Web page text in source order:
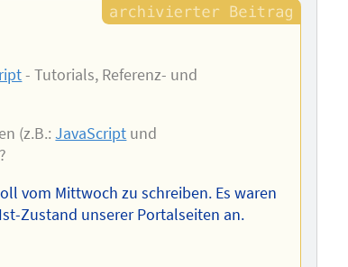
- Tutorials, Referenz- und
(z.B.:JavaScript und
vom Mittwoch zu schreiben. Es waren
Zustand unserer Portalseiten an.